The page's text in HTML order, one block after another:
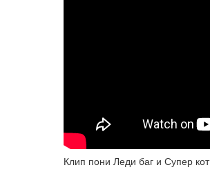
Клип пони Леди баг и Супер кот